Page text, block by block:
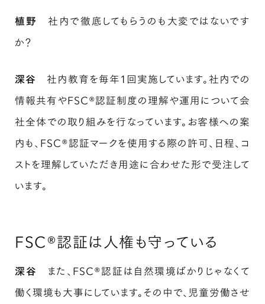
植野
社内で徹底してもらうのも大変ではないです
か？
深谷
社内教育を毎年1回実施しています。社内での
情報共有やFSC®認証制度の理解や運用について会
社全体での取り組みを行なっています。お客様への案
内も、FSC®認証マークを使用する際の許可、日程、コ
ストを理解していただき用途に合わせた形で受注して
います。
FSC®認証は人権も守っている
深谷
また、FSC®認証は自然環境ばかりじゃなくて
働く環境も大事にしています。その中で、児童労働させ